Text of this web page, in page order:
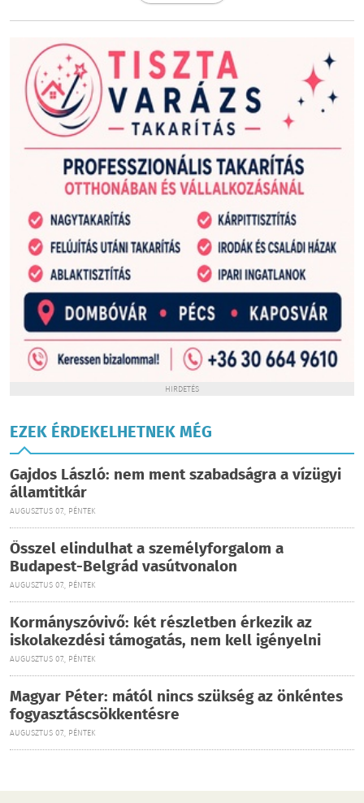
HIRDETÉS
EZEK ÉRDEKELHETNEK MÉG
Gajdos László: nem ment szabadságra a vízügyi
államtitkár
AUGUSZTUS 07., PÉNTEK
Ősszel elindulhat a személyforgalom a
Budapest-Belgrád vasútvonalon
AUGUSZTUS 07., PÉNTEK
Kormányszóvivő: két részletben érkezik az
iskolakezdési támogatás, nem kell igényelni
AUGUSZTUS 07., PÉNTEK
Magyar Péter: mától nincs szükség az önkéntes
fogyasztáscsökkentésre
AUGUSZTUS 07., PÉNTEK